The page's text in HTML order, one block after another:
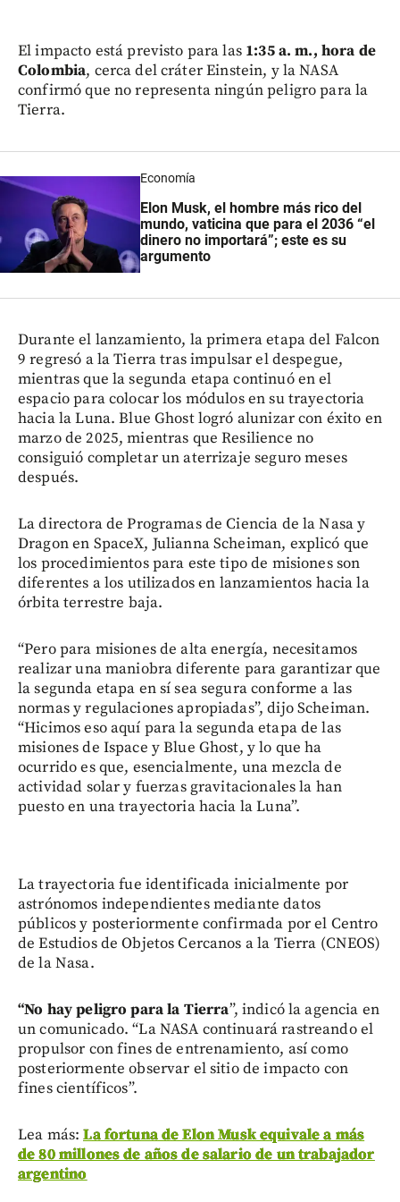
El impacto está previsto para las 1:35 a. m., hora de
Colombia, cerca del cráter Einstein, y la NASA
confirmó que no representa ningún peligro para la
Tierra.
Economía
Elon Musk, el hombre más rico del
mundo, vaticina que para el 2036 “el
dinero no importará”; este es su
argumento
Durante el lanzamiento, la primera etapa del Falcon
9 regresó a la Tierra tras impulsar el despegue,
mientras que la segunda etapa continuó en el
espacio para colocar los módulos en su trayectoria
hacia la Luna. Blue Ghost logró alunizar con éxito en
marzo de 2025, mientras que Resilience no
consiguió completar un aterrizaje seguro meses
después.
La directora de Programas de Ciencia de la Nasa y
Dragon en SpaceX, Julianna Scheiman, explicó que
los procedimientos para este tipo de misiones son
diferentes a los utilizados en lanzamientos hacia la
órbita terrestre baja.
“Pero para misiones de alta energía, necesitamos
realizar una maniobra diferente para garantizar que
la segunda etapa en sí sea segura conforme a las
normas y regulaciones apropiadas”, dijo Scheiman.
“Hicimos eso aquí para la segunda etapa de las
misiones de Ispace y Blue Ghost, y lo que ha
ocurrido es que, esencialmente, una mezcla de
actividad solar y fuerzas gravitacionales la han
puesto en una trayectoria hacia la Luna”.
La trayectoria fue identificada inicialmente por
astrónomos independientes mediante datos
públicos y posteriormente confirmada por el Centro
de Estudios de Objetos Cercanos a la Tierra (CNEOS)
de la Nasa.
“No hay peligro para la Tierra”, indicó la agencia en
un comunicado. “La NASA continuará rastreando el
propulsor con fines de entrenamiento, así como
posteriormente observar el sitio de impacto con
fines científicos”.
Lea más:La fortuna de Elon Musk equivale a más
de 80 millones de años de salario de un trabajador
argentino